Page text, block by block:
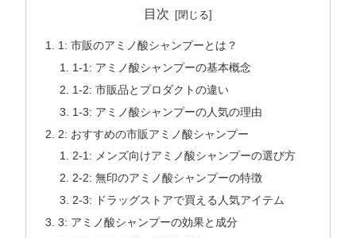
目次
1: 市販のアミノ酸シャンプーとは？
1-1: アミノ酸シャンプーの基本概念
1-2: 市販品とプロダクトの違い
1-3: アミノ酸シャンプーの人気の理由
2: おすすめの市販アミノ酸シャンプー
2-1: メンズ向けアミノ酸シャンプーの選び方
2-2: 無印のアミノ酸シャンプーの特徴
2-3: ドラッグストアで買える人気アイテム
3: アミノ酸シャンプーの効果と成分